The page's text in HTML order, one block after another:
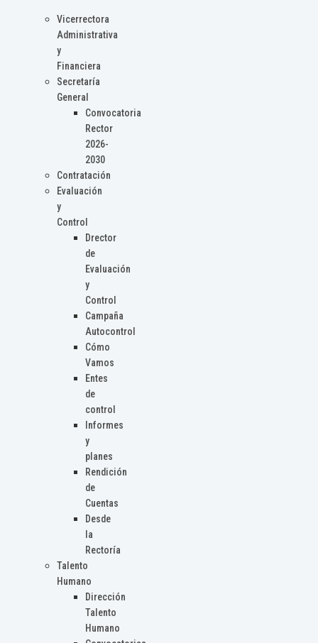
Vicerrectora
Administrativa
y
Financiera
Secretaría
General
Convocatoria
Rector
2026-
2030
Contratación
Evaluación
y
Control
Drector
de
Evaluación
y
Control
Campaña
Autocontrol
Cómo
Vamos
Entes
de
control
Informes
y
planes
Rendición
de
Cuentas
Desde
la
Rectoría
Talento
Humano
Dirección
Talento
Humano